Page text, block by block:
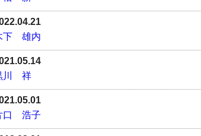
下 雄内
川 祥
口 浩子